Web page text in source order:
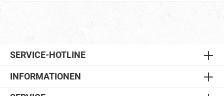
SERVICE-HOTLINE
INFORMATIONEN